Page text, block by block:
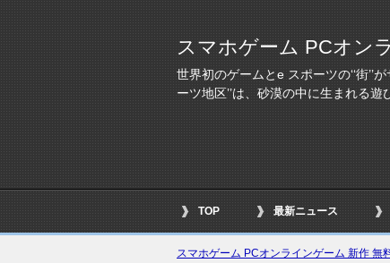
スマホゲーム PCオン
世界初のゲームとe スポーツの‘‘街’’
ーツ地区’’は、砂漠の中に生まれる遊
TOP 最新ニュース
スマホゲーム PCオンラインゲーム 新作 無